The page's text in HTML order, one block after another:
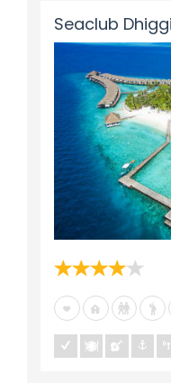
Seaclub